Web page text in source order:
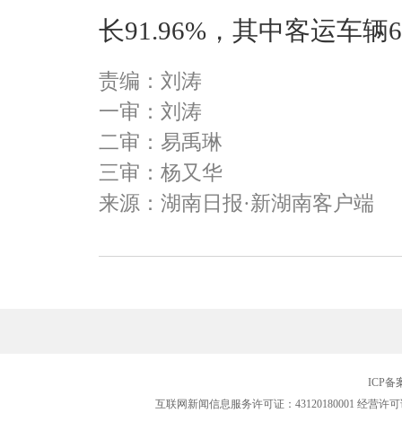
长91.96%，其中客运车辆
责编：刘涛
一审：刘涛
二审：易禹琳
三审：杨又华
来源：湖南日报·新湖南客户端
ICP备
互联网新闻信息服务许可证：43120180001 经营许可